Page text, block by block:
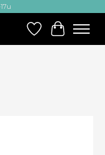
Verlanglijst